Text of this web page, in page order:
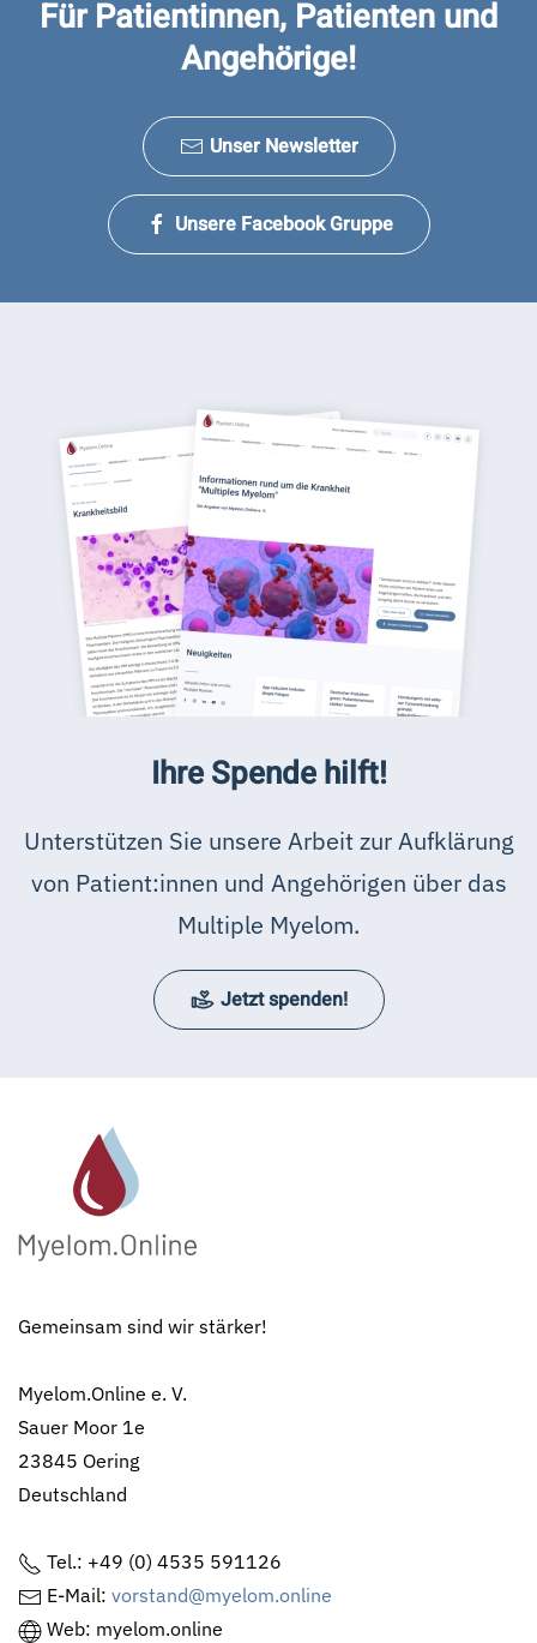
Für Patientinnen, Patienten und
Angehörige!
Unser Newsletter
Unsere Facebook Gruppe
Ihre Spende hilft!
Unterstützen Sie unsere Arbeit zur Aufklärung
von Patient:innen und Angehörigen über das
Multiple Myelom.
Jetzt spenden!
Gemeinsam sind wir stärker!
Myelom.Online e. V.
Sauer Moor 1e
23845 Oering
Deutschland
Tel.: +49 (0) 4535 591126
E-Mail: vorstand@myelom.online
Web: myelom.online